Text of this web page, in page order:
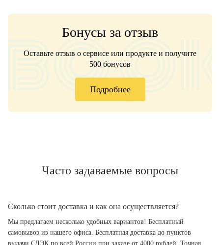
Бонусы за отзыв
Оставьте отзыв о сервисе или продукте и получите
500 бонусов
Подробнее
Часто задаваемые вопросы
Сколько стоит доставка и как она осуществляется?
Мы предлагаем несколько удобных вариантов! Бесплатный
самовывоз из нашего офиса. Бесплатная доставка до пунктов
выдачи СДЭК по всей России при заказе от 4000 рублей. Точная